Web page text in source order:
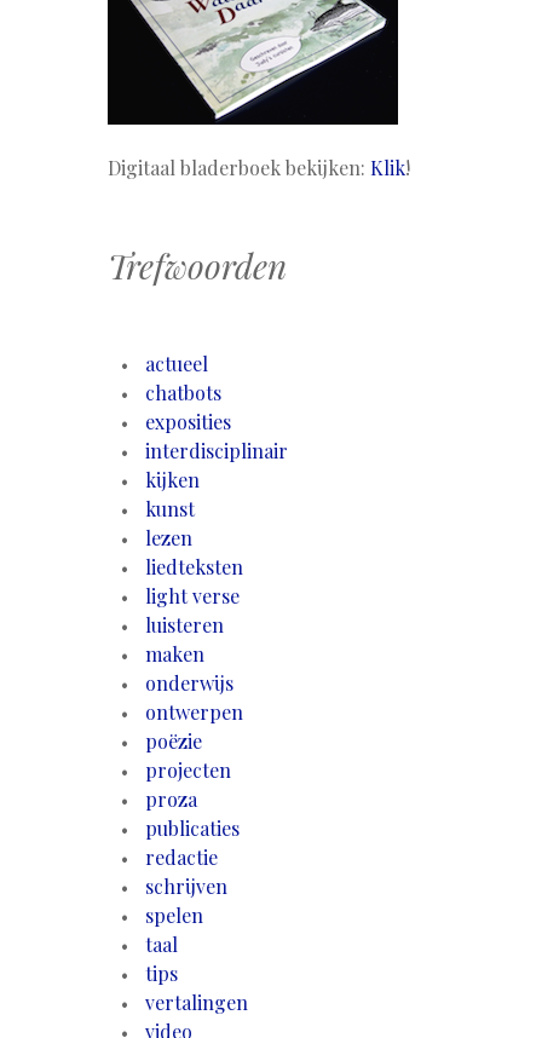
Digitaal bladerboek bekijken: Klik!
Trefwoorden
actueel
chatbots
exposities
interdisciplinair
kijken
kunst
lezen
liedteksten
light verse
luisteren
maken
onderwijs
ontwerpen
poëzie
projecten
proza
publicaties
redactie
schrijven
spelen
taal
tips
vertalingen
video